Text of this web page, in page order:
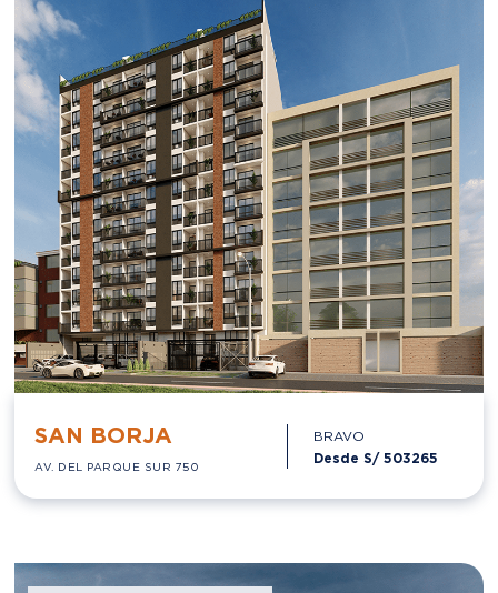
SAN BORJA
AV. DEL PARQUE SUR 750
BRAVO
Desde S/ 503265